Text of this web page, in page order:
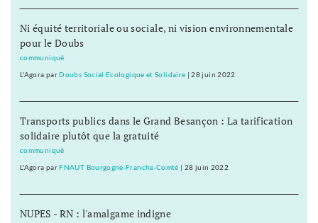
Ni équité territoriale ou sociale, ni vision environnementale
pour le Doubs
communiqué
L'Agora parDoubs Social Ecologique et Solidaire |28 juin 2022
Transports publics dans le Grand Besançon : La tarification
solidaire plutôt que la gratuité
communiqué
L'Agora parFNAUT Bourgogne-Franche-Comté | 28 juin 2022
NUPES - RN : l'amalgame indigne